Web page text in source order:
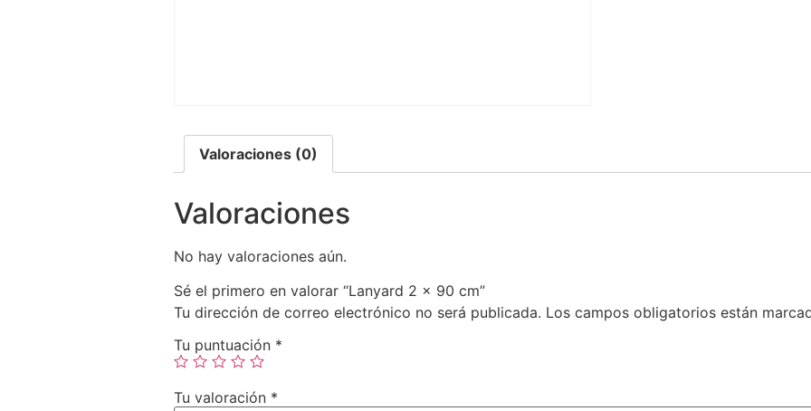
Valoraciones (0)
Valoraciones
No hay valoraciones aún.
Sé el primero en valorar “Lanyard 2 x 90 cm”
Tu dirección de correo electrónico no será publicada. Los campos obligatorios están
Tu puntuación *
Tu valoración *